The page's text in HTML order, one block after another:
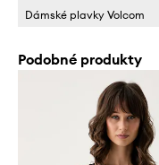
Dámské plavky Volcom
Podobné produkty